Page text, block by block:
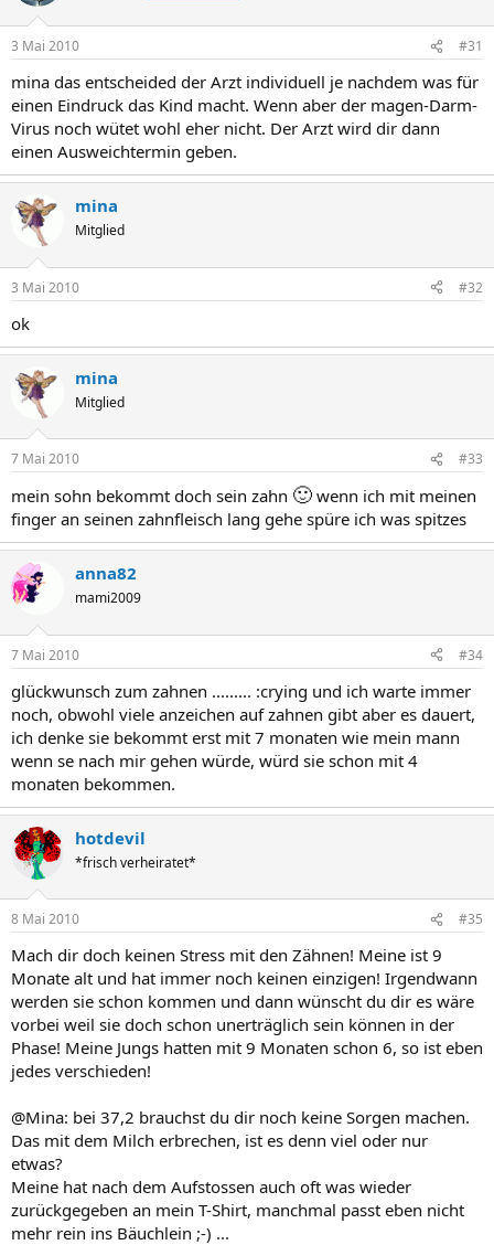
3 Mai 2010 #31
mina das entscheided der Arzt individuell je nachdem was für
einen Eindruck das Kind macht. Wenn aber der magen-Darm-
Virus noch wütet wohl eher nicht. Der Arzt wird dir dann
einen Ausweichtermin geben.
mina
Mitglied
3 Mai 2010 #32
ok
mina
Mitglied
7 Mai 2010 #33
mein sohn bekommt doch sein zahn 🙂 wenn ich mit meinen
finger an seinen zahnfleisch lang gehe spüre ich was spitzes
anna82
mami2009
7 Mai 2010 #34
glückwunsch zum zahnen ......... :crying und ich warte immer
noch, obwohl viele anzeichen auf zahnen gibt aber es dauert,
ich denke sie bekommt erst mit 7 monaten wie mein mann
wenn se nach mir gehen würde, würd sie schon mit 4
monaten bekommen.
hotdevil
*frisch verheiratet*
8 Mai 2010 #35
Mach dir doch keinen Stress mit den Zähnen! Meine ist 9
Monate alt und hat immer noch keinen einzigen! Irgendwann
werden sie schon kommen und dann wünscht du dir es wäre
vorbei weil sie doch schon unerträglich sein können in der
Phase! Meine Jungs hatten mit 9 Monaten schon 6, so ist eben
jedes verschieden!
@Mina: bei 37,2 brauchst du dir noch keine Sorgen machen.
Das mit dem Milch erbrechen, ist es denn viel oder nur
etwas?
Meine hat nach dem Aufstossen auch oft was wieder
zurückgegeben an mein T-Shirt, manchmal passt eben nicht
mehr rein ins Bäuchlein ;-) ...